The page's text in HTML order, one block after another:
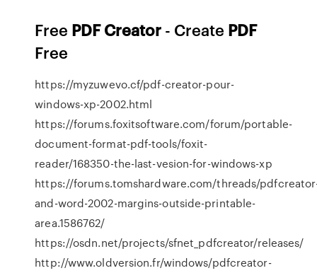
Free PDFCreator - Create PDF
Free
https://myzuwevo.cf/pdf-creator-pour-
windows-xp-2002.html
https://forums.foxitsoftware.com/forum/portable-
document-format-pdf-tools/foxit-
reader/168350-the-last-vesion-for-windows-xp
https://forums.tomshardware.com/threads/
and-word-2002-margins-outside-printable-
area.1586762/
https://osdn.net/projects/sfnet_pdfcreator/releases/
http://www.oldversion.fr/windows/pdfcreator-